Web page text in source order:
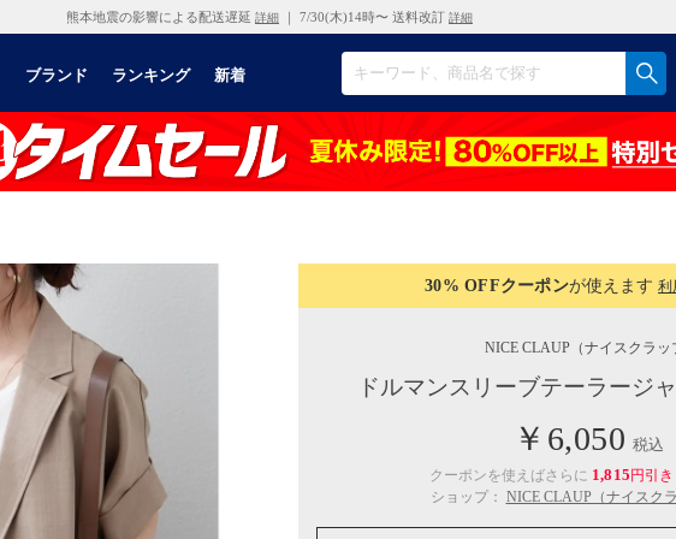
熊本地震の影響による配送遅延 詳細 ｜ 7/30(木)14時〜 送料改訂 詳細
ブランド ランキング 新着
30% OFFクーポンが使えます 利
NICE CLAUP（ナイスクラッ
ドルマンスリーブテーラージ
￥6,050 税込
クーポンを使えばさらに 1,815円引き
ショップ： NICE CLAUP（ナイスク